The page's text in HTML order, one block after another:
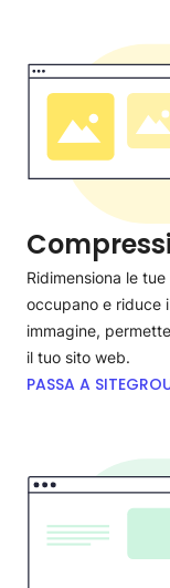
Ridimensiona le
occupano e riduce
immagine,
il tuo sito web.
PASSA A